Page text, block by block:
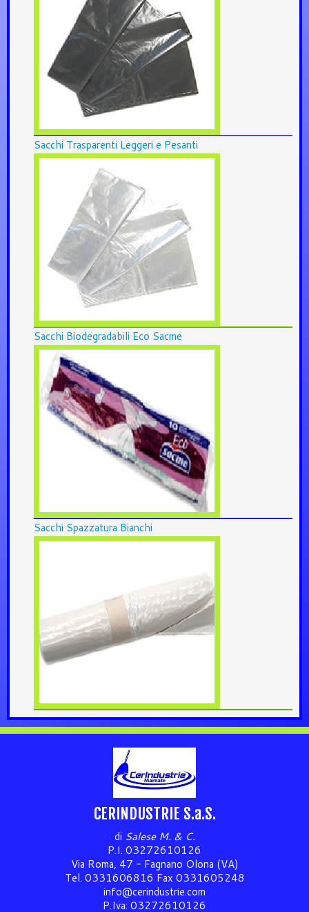
Sacchi Trasparenti Leggeri e Pesanti
Sacchi Biodegradabili Eco Sacme
Sacchi Spazzatura Bianchi
CERINDUSTRIE S.a.S.
di Salese M. & C.
P.I. 03272610126
Via Roma, 47 - Fagnano Olona (VA)
Tel. 0331606816 Fax 0331605248
info@cerindustrie.com
P.Iva: 03272610126